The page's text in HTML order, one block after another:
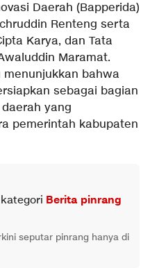
Daerah (Bapperida)
Renteng serta
Karya, dan Tata
Maramat.
bahwa
sebagai bagian
yang
pemerintah kabupaten
Berita pinrang
seputar pinrang hanya di